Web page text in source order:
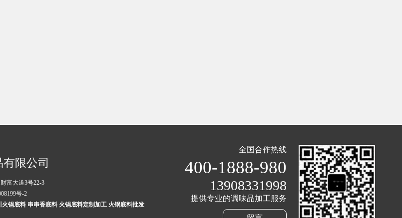
限公司
富大道3号22-3
号-2
火锅底料 串串香底料 火锅底料定制加工 火锅底料批发
全国合作热线
400-1888-980
13908331998
提供专业的调味品加工服务